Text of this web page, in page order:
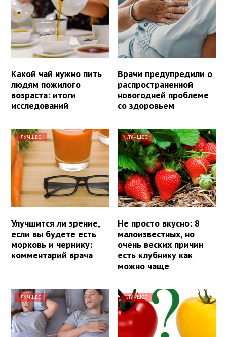
Какой чай нужно пить
людям пожилого
возраста: итоги
исследований
Врачи предупредили о
распространенной
новогодней проблеме
со здоровьем
ЛУЧШЕЕ
Улучшится ли зрение,
если вы будете есть
морковь и чернику:
комментарий врача
ЛУЧШЕЕ
Не просто вкусно: 8
малоизвестных, но
очень веских причин
есть клубнику как
можно чаще
ЛУЧШЕЕ ЛУЧШЕЕ